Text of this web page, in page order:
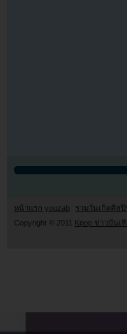
หน้าแรก youzab รวมวันเกิดศิลปิ
Copyright © 2011 Kpop ข่าวบันเ